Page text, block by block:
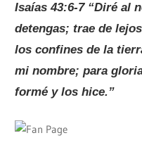
Isaías 43:6-7 “Diré al
detengas; trae de
los confines de la
mi nombre; para
formé y los hice.”